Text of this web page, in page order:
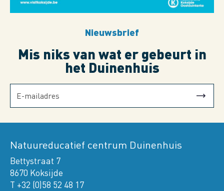
Nieuwsbrief
Mis niks van wat er gebeurt in
het Duinenhuis
Natuureducatief centrum Duinenhuis
Bettystraat 7
8670 Koksijde
T +32 (0)58 52 48 17